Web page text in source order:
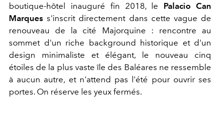
boutique-hôtel inauguré fin 2018, le Palacio Can
Marquess'inscrit directement dans cette vague de
renouveau de la cité Majorquine : rencontre au
sommet d'un riche background historique et d'un
design minimaliste et élégant, le nouveau cinq
étoiles de la plus vaste île des Baléares ne ressemble
à aucun autre, et n'attend pas l'été pour ouvrir ses
portes. On réserve les yeux fermés.